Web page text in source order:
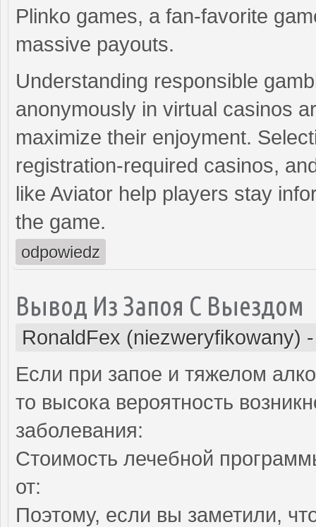
Plinko games, a fan-favorite
massive payouts.
Understanding responsible
anonymously in virtual casinos
maximize their enjoyment.
registration-required casinos,
like Aviator help players stay
the game.
odpowiedz
Вывод Из Запоя С Выездом
RonaldFex (niezweryfikowany)
Если при запое и тяжелом
то высока вероятность
заболевания:
Стоимость лечебной
от:
Поэтому, если вы заметили,